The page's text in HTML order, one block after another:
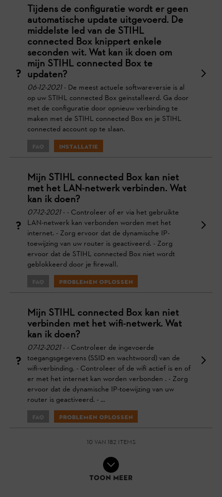
Tijdens de configuratie wordt er geen
automatische update uitgevoerd. De
middelste led van de STIHL
connected Box knippert enkele
seconden wit. Wat kan ik doen om
mijn STIHL connected Box te
updaten?
06-12-2021- De meest actuele softwareversie is al
op uw STIHL connected Box geïnstalleerd. Ga door
met de configuratie door opnieuw verbinding te
maken met de STIHL connected Box en je STIHL
connected account op te slaan.
FAQ Installatie
Mijn STIHL connected Box kan niet
met het LAN-netwerk verbinden. Wat
kan ik doen?
07-12-2021- - Controleer of er via het gebruikte
LAN-netwerk kan verbonden worden met het
internet. - Zorg ervoor dat de dynamische IP-
toewijzing van uw router is geactiveerd. - Zorg
ervoor dat de STIHL connected Box niet wordt
geblokkeerd door je firewall.
FAQ Problemen oplossen
Mijn STIHL connected Box kan niet
verbinden met het wifi-netwerk. Wat
kan ik doen?
07-12-2021- - Controleer de ingevoerde
toegangsgegevens (SSID en wachtwoord) van de
wifi-verbinding. - Controleer of de wifi actief is en of
er met het internet kan worden verbonden . - Zorg
ervoor dat de dynamische IP-toewijzing van uw
router is geactiveerd. - ...
FAQ Problemen oplossen
10 van 182 items
Toon meer